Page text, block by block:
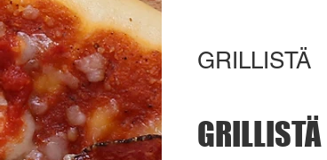
GRILLISTÄ
GRILLISTÄ